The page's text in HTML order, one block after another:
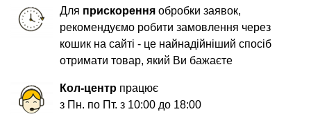
Для прискорення обробки заявок,
рекомендуємо робити замовлення через
кошик на сайті - це найнадійніший спосіб
отримати товар, який Ви бажаєте
Кол-центр працює
з Пн. по Пт. з 10:00 до 18:00